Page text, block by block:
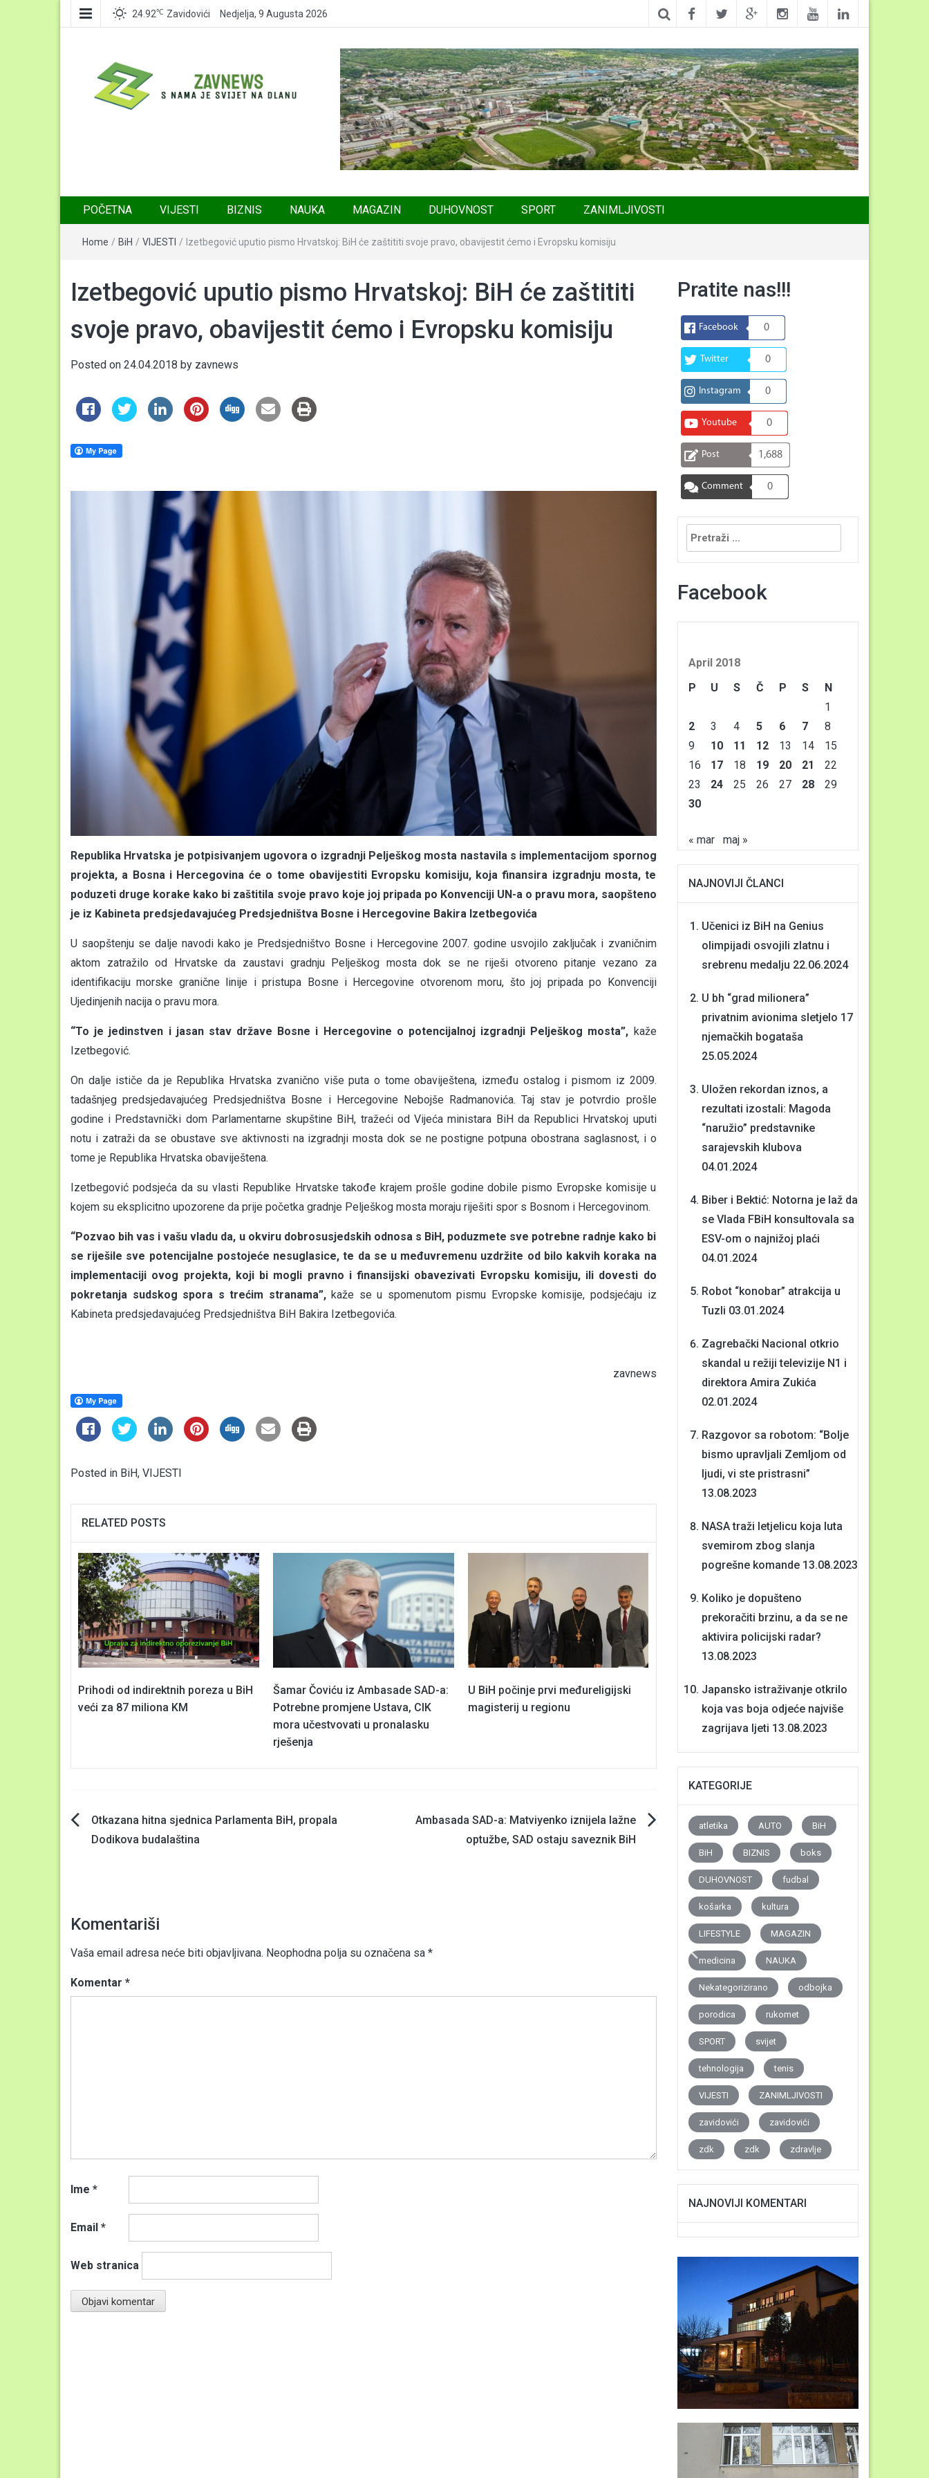
24.92℃ Zavidovići Nedjelja, 9 Augusta 2026
POČETNA VIJESTI BIZNIS NAUKA MAGAZIN DUHOVNOST SPORT ZANIMLJIVOSTI
Home / BiH / VIJESTI / Izetbegović uputio pismo Hrvatskoj: BiH će zaštititi svoje pravo, obavijestit ćemo i Evropsku komisiju
Izetbegović uputio pismo Hrvatskoj: BiH će zaštititi
svoje pravo, obavijestit ćemo i Evropsku komisiju
Posted on 24.04.2018 by zavnews
Republika Hrvatska je potpisivanjem ugovora o izgradnji Pelješkog mosta nastavila s implementacijom spornog
projekta, a Bosna i Hercegovina će o tome obavijestiti Evropsku komisiju, koja finansira izgradnju mosta, te
poduzeti druge korake kako bi zaštitila svoje pravo koje joj pripada po Konvenciji UN-a o pravu mora, saopšteno
je iz Kabineta predsjedavajućeg Predsjedništva Bosne i Hercegovine Bakira Izetbegovića
U saopštenju se dalje navodi kako je Predsjedništvo Bosne i Hercegovine 2007. godine usvojilo zaključak i zvaničnim
aktom zatražilo od Hrvatske da zaustavi gradnju Pelješkog mosta dok se ne riješi otvoreno pitanje vezano za
identifikaciju morske granične linije i pristupa Bosne i Hercegovine otvorenom moru, što joj pripada po Konvenciji
Ujedinjenih nacija o pravu mora.
“To je jedinstven i jasan stav države Bosne i Hercegovine o potencijalnoj izgradnji Pelješkog mosta”, kaže
Izetbegović.
On dalje ističe da je Republika Hrvatska zvanično više puta o tome obaviještena, između ostalog i pismom iz 2009.
tadašnjeg predsjedavajućeg Predsjedništva Bosne i Hercegovine Nebojše Radmanovića. Taj stav je potvrdio prošle
godine i Predstavnički dom Parlamentarne skupštine BiH, tražeći od Vijeća ministara BiH da Republici Hrvatskoj uputi
notu i zatraži da se obustave sve aktivnosti na izgradnji mosta dok se ne postigne potpuna obostrana saglasnost, i o
tome je Republika Hrvatska obaviještena.
Izetbegović podsjeća da su vlasti Republike Hrvatske takođe krajem prošle godine dobile pismo Evropske komisije u
kojem su eksplicitno upozorene da prije početka gradnje Pelješkog mosta moraju riješiti spor s Bosnom i Hercegovinom.
“Pozvao bih vas i vašu vladu da, u okviru dobrosusjedskih odnosa s BiH, poduzmete sve potrebne radnje kako bi
se riješile sve potencijalne postojeće nesuglasice, te da se u međuvremenu uzdržite od bilo kakvih koraka na
implementaciji ovog projekta, koji bi mogli pravno i finansijski obavezivati Evropsku komisiju, ili dovesti do
pokretanja sudskog spora s trećim stranama”,kaže se u spomenutom pismu Evropske komisije, podsjećaju iz
Kabineta predsjedavajućeg Predsjedništva BiH Bakira Izetbegovića.
zavnews
Posted in BiH, VIJESTI
RELATED POSTS
Prihodi od indirektnih poreza u BiH
veći za 87 miliona KM
Šamar Čoviću iz Ambasade SAD-a:
Potrebne promjene Ustava, CIK
mora učestvovati u pronalasku
rješenja
U BiH počinje prvi međureligijski
magisterij u regionu
Navigacija
Otkazana hitna sjednica Parlamenta BiH, propala
Dodikova budalaština
Ambasada SAD-a: Matviyenko iznijela lažne
optužbe, SAD ostaju saveznik BiH
Komentariši
Vaša email adresa neće biti objavljivana. Neophodna polja su označena sa *
Komentar *
Ime *
Email *
Web stranica
Pratite nas!!!
Facebook 0
Twitter 0
Instagram 0
Youtube 0
Post 1,688
Comment 0
Pretraga:
Facebook
April 2018
P
U S Č P S
N
1
2
3 4 5 6 7
8
9
10 11 12 13 14
15
16
17 18 19 20 21
22
23
24 25 26 27 28
29
30
« mar maj »
NAJNOVIJI ČLANCI
Učenici iz BiH na Genius
olimpijadi osvojili zlatnu i
srebrenu medalju 22.06.2024
U bh “grad milionera”
privatnim avionima sletjelo 17
njemačkih bogataša
25.05.2024
Uložen rekordan iznos, a
rezultati izostali: Magoda
“naružio” predstavnike
sarajevskih klubova
04.01.2024
Biber i Bektić: Notorna je laž da
se Vlada FBiH konsultovala sa
ESV-om o najnižoj plaći
04.01.2024
Robot “konobar” atrakcija u
Tuzli 03.01.2024
Zagrebački Nacional otkrio
skandal u režiji televizije N1 i
direktora Amira Zukića
02.01.2024
Razgovor sa robotom: “Bolje
bismo upravljali Zemljom od
ljudi, vi ste pristrasni”
13.08.2023
NASA traži letjelicu koja luta
svemirom zbog slanja
pogrešne komande 13.08.2023
Koliko je dopušteno
prekoračiti brzinu, a da se ne
aktivira policijski radar?
13.08.2023
Japansko istraživanje otkrilo
koja vas boja odjeće najviše
zagrijava ljeti 13.08.2023
KATEGORIJE
atletika AUTO BiH
BiH BIZNIS boks
DUHOVNOST fudbal
košarka kultura
LIFESTYLE MAGAZIN
medicina NAUKA
Nekategorizirano odbojka
porodica rukomet
SPORT svijet
tehnologija tenis
VIJESTI ZANIMLJIVOSTI
zavidovići zavidovići
zdk zdk zdravlje
NAJNOVIJI KOMENTARI